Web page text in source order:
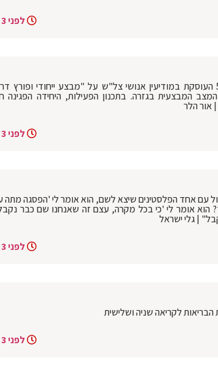
לפני 3 שנים
ראש אמ"ן אלוף אהרון חליוה העניק ליחידה 504 העוסקת במודיעין אנושי צל"ש על "מבצע ייחודי
המבצעית בגזרה. בתכנון הפעילות, היחידה הפגינה
אור הלר
לפני 3 שנים
עם אחד הפלסטינים שיצא לשם, הוא אומר לי 'הפסגה מתה
הוא אומר לי 'כי בכל מקרה, עצם זה שאנחנו שם כבר
| גלי ישראל
לפני 3 שנים
לקריאה שניה ושלישית
לפני 3 שנים